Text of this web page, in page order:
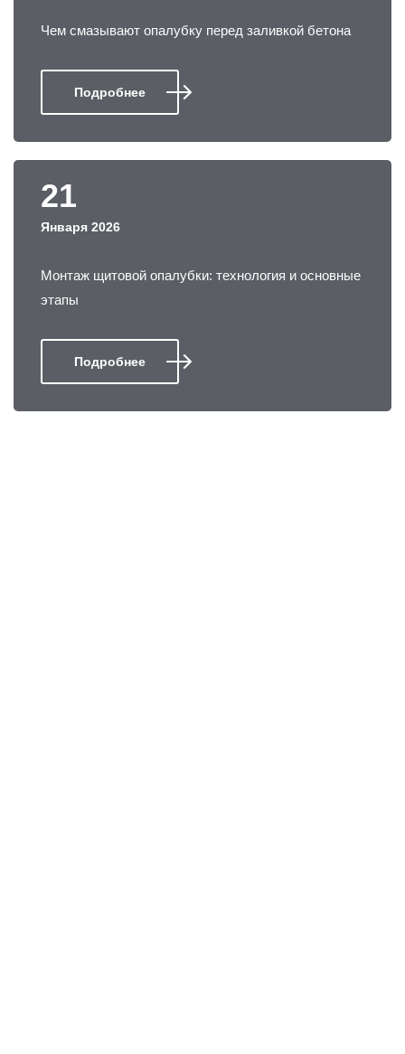
Чем смазывают опалубку перед заливкой бетона
Подробнее
21
Января 2026
Монтаж щитовой опалубки: технология и основные
этапы
Подробнее